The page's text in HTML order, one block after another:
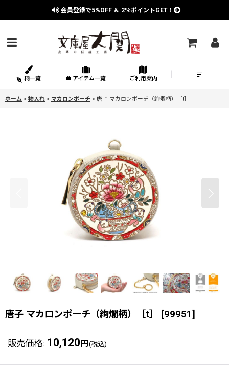
会員登録で5%OFF ＆ 2％ポイントGET！
柄一覧 アイテム一覧 ご利用案内
ホーム > 物入れ > マカロンポーチ > 唐子 マカロンポーチ（絢爛柄）［t］
唐子 マカロンポーチ（絢爛柄）［t］ [99951]
販売価格: 10,120 円 (税込)